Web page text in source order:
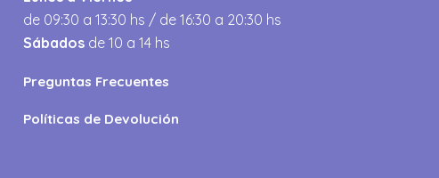
de 09:30 a 13:30 hs / de 16:30 a 20:30 hs
Sábados de 10 a 14 hs
Preguntas Frecuentes
Políticas de Devolución